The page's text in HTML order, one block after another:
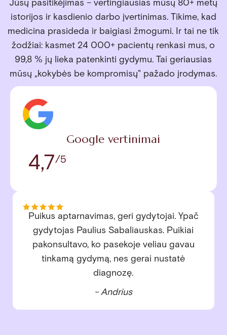
Jūsų pasitikėjimas – vertingiausias mūsų 80+ metų
istorijos ir kasdienio darbo įvertinimas. Tikime, kad
medicina prasideda ir baigiasi žmogumi. Ir tai ne tik
žodžiai: kasmet 24 000+ pacientų renkasi mus, o
99,8 % jų lieka patenkinti gydymu. Tai geriausias
mūsų „kokybės be kompromisų" pažado įrodymas.
Google vertinimai
4,7/5
Jau daugelį metų lankomės šioje klinikoje ir
visada sugrįžtame dėl nuostabios vaikų
gydytojos Eglės. Su pirmuoju vaiku teko
spręsti nemažai dantukų problemų –
gydytoja Eglė viską išsamiai paaiškino,
švelniai ir profesionaliai atliko visus